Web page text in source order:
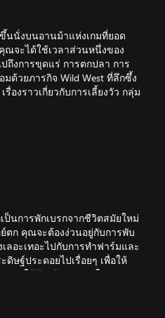
นนั่งบนอานม้าแห่งเกมที่ยอด
จะได้ใช้เวลาส่วนหนึ่งของ
งการขุดแร่ การตกปลา การ
ด้วยภารกิจ Wild West ที่ลึกซึ้ง
องราวเกี่ยวกับการเลี้ยงวัว กลุ่ม
นการพักเบรกจากชีวิตสมัยใหม่
ตก คุณจะต้องง่วนอยู่กับการพับ
อะเทอะไปกับการทำฟาร์มและ
ษฐ์ประดอยไปเรื่อยๆ เพื่อให้
ภายใต้ท้องฟ้าอันแจ่มใสของ